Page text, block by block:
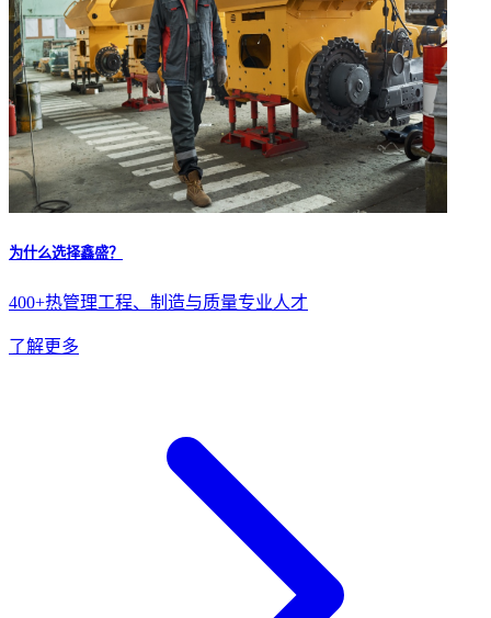
为什么选择鑫盛？
400+热管理工程、制造与质量专业人才
了解更多